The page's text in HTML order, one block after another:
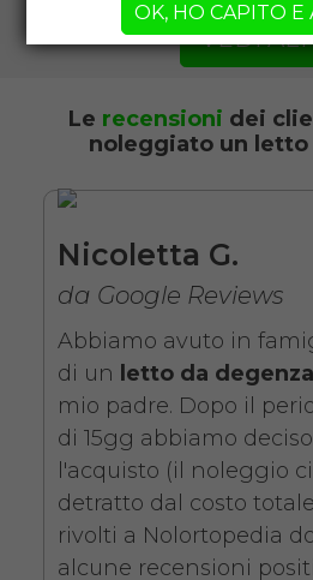
Noleggio letto da
con materasso
noleggio minimo
da 89 euro.
COSTO NOLEGGIO
da
SCHEDA
Noleggio
degenza
elettrico in
VEDI
Le recensioni dei
noleggiato un
Nicoletta G.
da Google Reviews
Abbiamo avuto in
di un letto da
mio padre. Dopo il
di 15gg abbiamo
l'acquisto (il noleggio
detratto dal costo
rivolti a Nolortopedia
alcune recensioni
OK, HO CAPITO E